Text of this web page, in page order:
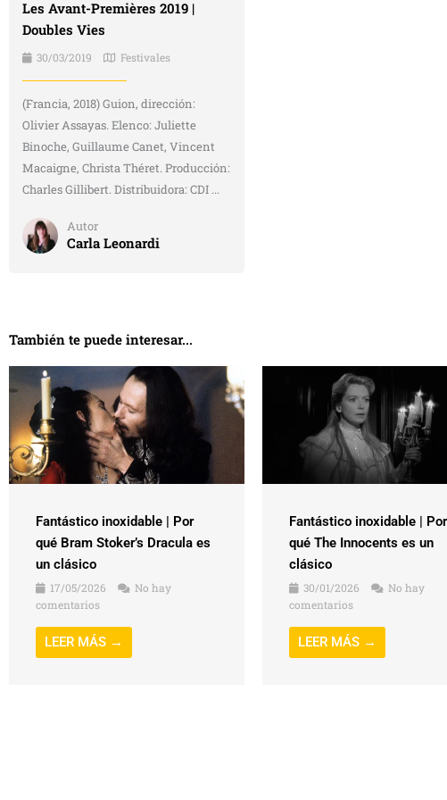
Les Avant-Premières 2019 |
Doubles Vies
30/03/2019 Festivales
(Francia, 2018) Guion, dirección:
Olivier Assayas. Elenco: Juliette
Binoche, Guillaume Canet, Vincent
Macaigne, Christa Théret. Producción:
Charles Gillibert. Distribuidora: CDI ...
Autor
Carla Leonardi
También te puede interesar...
Fantástico inoxidable | Por
qué Bram Stoker’s Dracula es
un clásico
17/05/2026
No hay
comentarios
LEER MÁS →
Fantástico inoxidable | Por
qué The Innocents es un
clásico
30/01/2026
No hay
comentarios
LEER MÁS →